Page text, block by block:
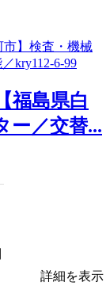
福島県白
ー／交替...
詳細を表示